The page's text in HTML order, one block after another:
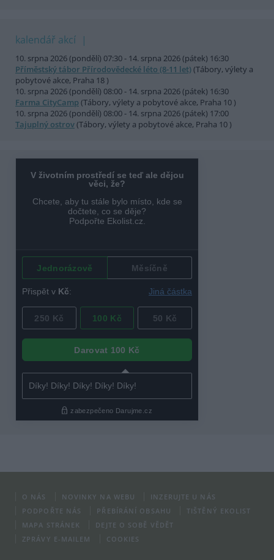
kalendář akcí
10. srpna 2026 (pondělí) 07:30 - 14. srpna 2026 (pátek) 16:30
Příměstský tábor Přírodovědecké léto (8-11 let)(Tábory, výlety a
pobytové akce, Praha 18 )
10. srpna 2026 (pondělí) 08:00 - 14. srpna 2026 (pátek) 16:30
Farma CityCamp (Tábory, výlety a pobytové akce, Praha 10 )
10. srpna 2026 (pondělí) 08:00 - 14. srpna 2026 (pátek) 17:00
Tajuplný ostrov(Tábory, výlety a pobytové akce, Praha 10 )
O NÁS NOVINKY NA WEBU
INZERUJTE U NÁS
PODPOŘTE NÁS
PŘEBÍRÁNÍ OBSAHU
TIŠTĚNÝ EKOLIST
MAPA STRÁNEK
DEJTE O SOBĚ VĚDĚT
ZPRÁVY E-MAILEM
COOKIES